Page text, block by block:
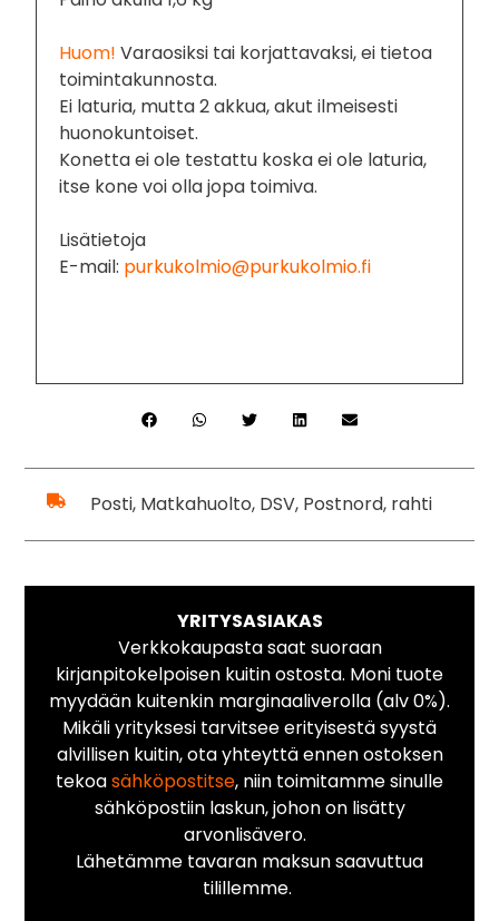
Huom! Varaosiksi tai korjattavaksi, ei tietoa
toimintakunnosta.
Ei laturia, mutta 2 akkua, akut ilmeisesti
huonokuntoiset.
Konetta ei ole testattu koska ei ole laturia,
itse kone voi olla jopa toimiva.
Lisätietoja
E-mail: purkukolmio@purkukolmio.fi
Posti, Matkahuolto, DSV, Postnord, rahti
YRITYSASIAKAS
Verkkokaupasta saat suoraan
kirjanpitokelpoisen kuitin ostosta. Moni tuote
myydään kuitenkin marginaaliverolla (alv 0%).
Mikäli yrityksesi tarvitsee erityisestä syystä
alvillisen kuitin, ota yhteyttä ennen ostoksen
tekoasähköpostitse, niin toimitamme sinulle
sähköpostiin laskun, johon on lisätty
arvonlisävero.
Lähetämme tavaran maksun saavuttua
tilillemme.